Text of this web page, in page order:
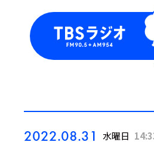
2022.08.31 水曜日